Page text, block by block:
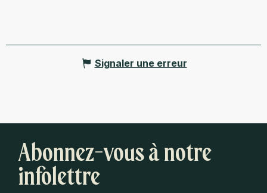
Signaler une erreur
Abonnez-vous à notre
infolettre